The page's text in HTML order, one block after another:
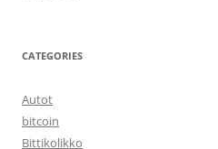
CATEGORIES
Autot
bitcoin
Bittikolikko